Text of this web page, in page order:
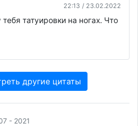
22:13 / 23.02.2022
татуировки на ногах. Что
другие цитаты
- 2021